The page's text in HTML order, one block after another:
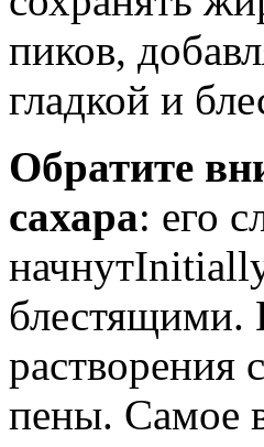
пиков,
гладкой и
Обратите
сахара: его
блестящими.
растворения
пены. Самое